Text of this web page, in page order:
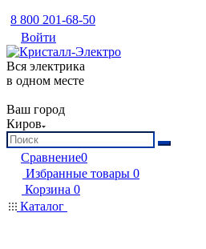
8 800 201-68-50
Войти
Вся электрика
в одном месте
Ваш город
Киров
Сравнение0
Избранные товары 0
Корзина 0
Каталог